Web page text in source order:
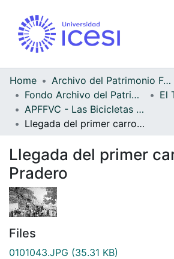
Home
Archivo del Patrimonio Fotográfico y Fílmico del Valle del Cauca
Fondo Archivo del Patrimonio Fotográfico y Fílmico del Valle del Cauca
El
APFFVC - Las Bicicletas y Ca - Patrimonial
Llegada del primer carro a Puerto Pradero
Llegada del primer
Pradero
Files
0101043.JPG (35.31 KB)